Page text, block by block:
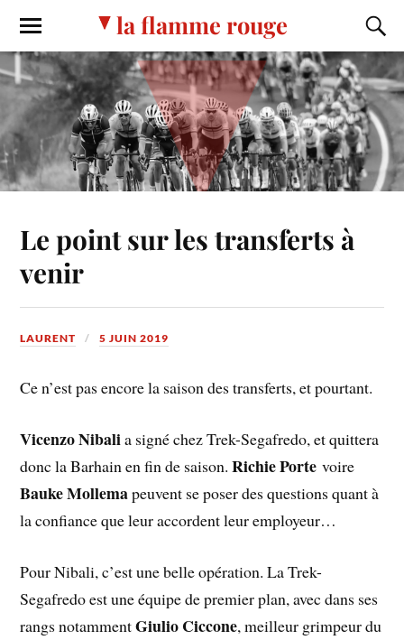
la flamme rouge
Le point sur les transferts à
venir
LAURENT 5 JUIN 2019
Ce n’est pas encore la saison des transferts, et pourtant.
Vicenzo Nibalia signé chez Trek-Segafredo, et quittera
donc la Barhain en fin de saison.Richie Porte voire
Bauke Mollemapeuvent se poser des questions quant à
la confiance que leur accordent leur employeur…
Pour Nibali, c’est une belle opération. La Trek-
Segafredo est une équipe de premier plan, avec dans ses
rangs notammentGiulio Ciccone, meilleur grimpeur du